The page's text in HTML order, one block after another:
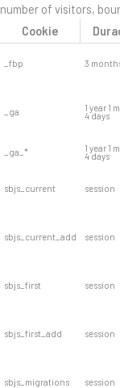
number of visitors,
Cookie
_fbp 3
_ga 1 year 1
4 days
_ga_*
1 year 1
4 days
sbjs_current session
sbjs_current_add session
sbjs_first session
sbjs_first_add session
sbjs_migrations session